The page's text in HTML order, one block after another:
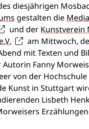
diesjährigen
gestalten die
und der Kunstverein
am Mittwoch,
mit Texten und
Fanny
von der
Kunst in Stuttgart
Lisbeth